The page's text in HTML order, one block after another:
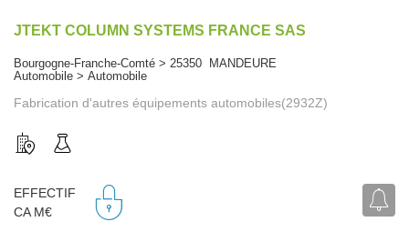
JTEKT COLUMN SYSTEMS FRANCE SAS
Bourgogne-Franche-Comté > 25350 MANDEURE
Automobile > Automobile
Fabrication d'autres équipements automobiles(2932Z)
EFFECTIF
CA M€